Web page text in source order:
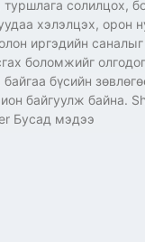
туршлага солилцох,
хэлэлцэх, орон
иргэдийн
боломжийг
бүсийн
байгуулж байна.
Бусад мэдээ